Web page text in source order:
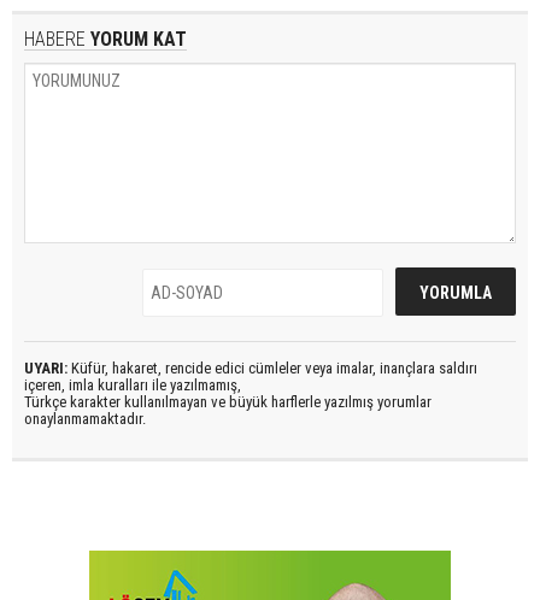
HABERE YORUM KAT
UYARI: Küfür, hakaret, rencide edici cümleler veya imalar, inançlara saldırı
içeren, imla kuralları ile yazılmamış,
Türkçe karakter kullanılmayan ve büyük harflerle yazılmış yorumlar
onaylanmamaktadır.